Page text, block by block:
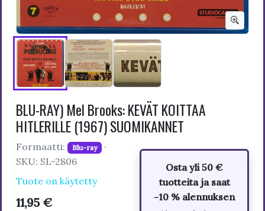
BLU-RAY) Mel Brooks: KEVÄT KOITTAA
HITLERILLE (1967) SUOMIKANNET
Formaatti: Blu-ray ·
SKU: SL-2806
Tuote on käytetty
11,95 €
Osta yli 50 €
tuotteita ja saat
-10 % alennuksen